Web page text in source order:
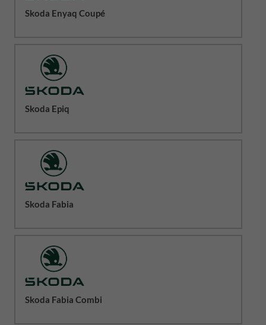
Skoda Enyaq Coupé
Skoda Epiq
Skoda Fabia
Skoda Fabia Combi